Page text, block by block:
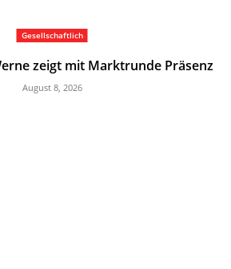
Gesellschaftlich
zeigt mit Marktrunde Präsenz
August 8, 2026